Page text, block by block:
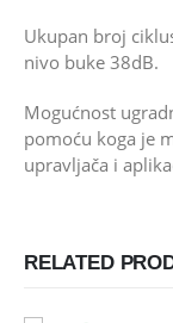
Ukupan broj
nivo buke 38dB.
Mogućnost
pomoću koga je
upravljača i
RELATED